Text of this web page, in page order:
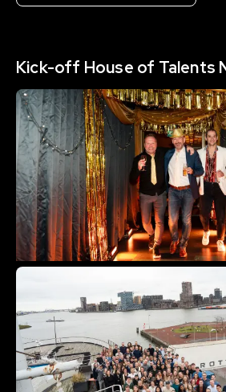
Kick-off House of Talents